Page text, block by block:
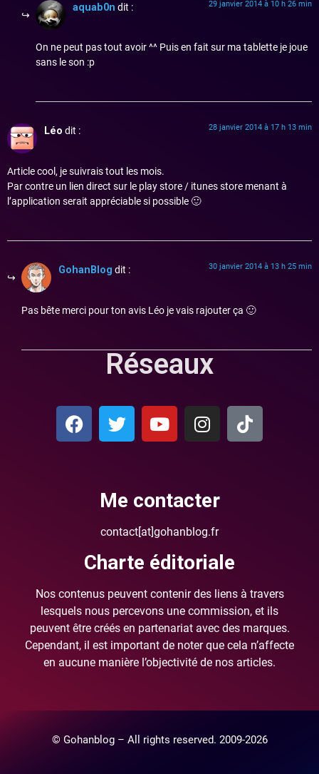
aquab0n dit : 29 janvier 2014 à 10 h 26 min
On ne peut pas tout avoir ^^ Puis en fait sur ma tablette je joue
sans le son :p
Léo dit : 28 janvier 2014 à 17 h 13 min
Article cool, je suivrais tout les mois.
Par contre un lien direct sur le play store / itunes store menant à
l’application serait appréciable si possible 🙂
GohanBlog dit : 30 janvier 2014 à 13 h 25 min
Pas bête merci pour ton avis Léo je vais rajouter ça 🙂
Réseaux
Me contacter
contact[at]gohanblog.fr
Charte éditoriale
Nos contenus peuvent contenir des liens à travers
lesquels nous percevons une commission, et ils
peuvent être créés en partenariat avec des marques.
Cependant, il est important de noter que cela n’affecte
en aucune manière l’objectivité de nos articles.
© Gohanblog – All rights reserved. 2009-2026